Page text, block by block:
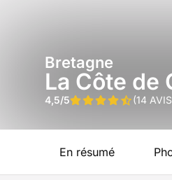
Bretagne
La Côte de
4,5/5 (14
En résumé